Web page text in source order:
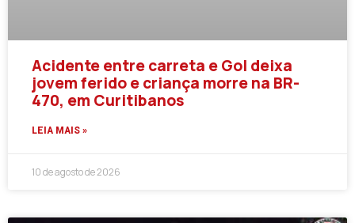
Acidente entre carreta e Gol deixa
jovem ferido e criança morre na BR-
470, em Curitibanos
LEIA MAIS »
10 de agosto de 2026